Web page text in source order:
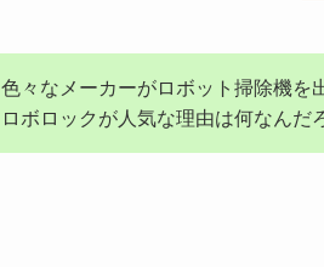
色々なメーカーがロボット掃除機を
ロボロックが人気な理由は何なんだ